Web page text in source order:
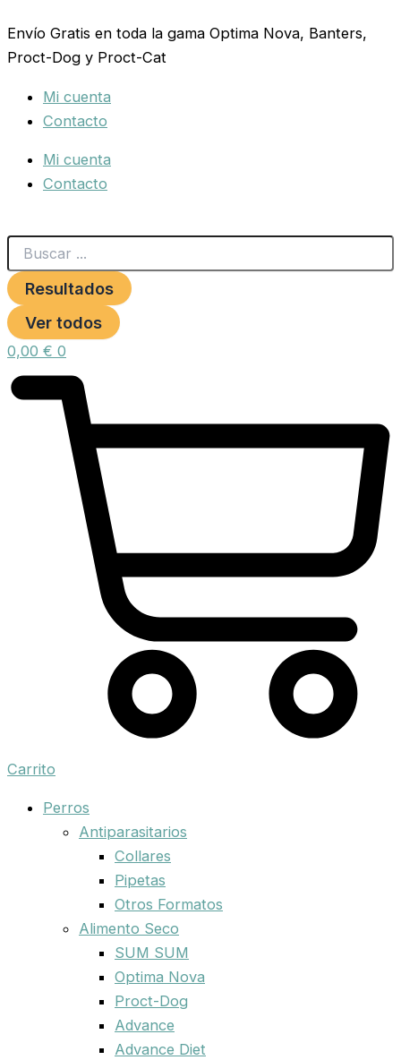
al
contenido
Envío Gratis en toda la gama Optima Nova, Banters,
Proct-Dog y Proct-Cat
Mi cuenta
Contacto
Mi cuenta
Contacto
...
Resultados
Ver todos
0,00 € 0
Carrito
Perros
Antiparasitarios
Collares
Pipetas
Otros Formatos
Alimento Seco
SUM SUM
Optima Nova
Proct-Dog
Advance
Advance Diet
ECOLINE
HUELLAS
50
cantidad